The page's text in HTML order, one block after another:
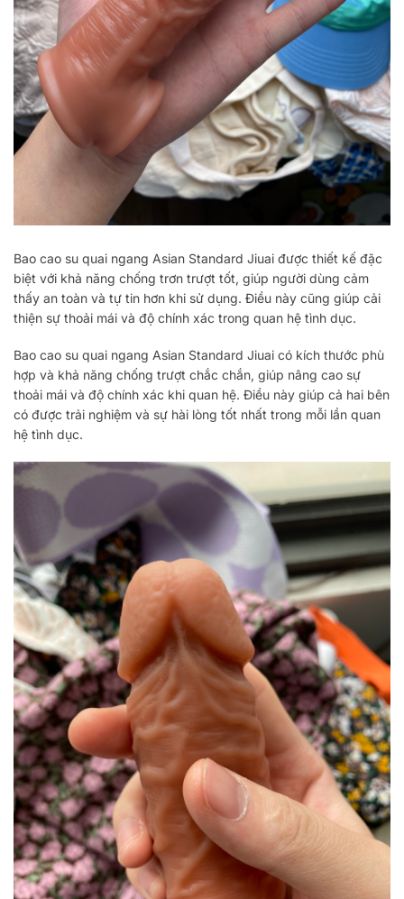
Bao cao su quai ngang Asian Standard Jiuai được thiết kế đặc
biệt với khả năng chống trơn trượt tốt, giúp người dùng cảm
thấy an toàn và tự tin hơn khi sử dụng. Điều này cũng giúp cải
thiện sự thoải mái và độ chính xác trong quan hệ tình dục.
Bao cao su quai ngang Asian Standard Jiuai có kích thước phù
hợp và khả năng chống trượt chắc chắn, giúp nâng cao sự
thoải mái và độ chính xác khi quan hệ. Điều này giúp cả hai bên
có được trải nghiệm và sự hài lòng tốt nhất trong mỗi lần quan
hệ tình dục.